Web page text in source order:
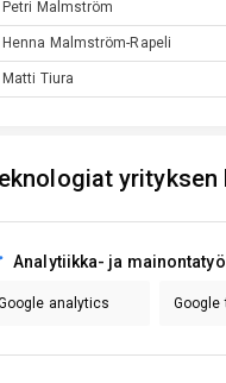
Petri Malmström
Henna Malmström-Rapeli
Matti Tiura
yrityksen
Analytiikka- ja
analytics Google